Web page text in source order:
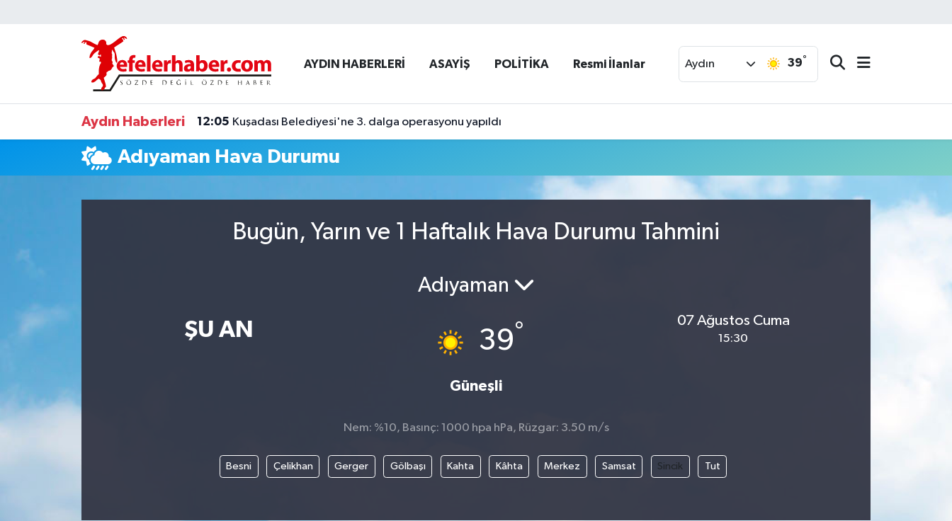
AYDIN HABERLERİ ASAYİŞ POLİTİKA Resmi İlanlar Aydın 39°
Aydın Haberleri 12:05 Kuşadası Belediyesi'ne 3. dalga operasyonu yapıldı
Adıyaman Hava Durumu
Bugün, Yarın ve 1 Haftalık Hava Durumu Tahmini
ŞU AN
Adıyaman
39°
Güneşli
07 Ağustos Cuma
15:30
Nem: %10, Basınç: 1000 hpa hPa, Rüzgar: 3.50 m/s
Besni Çelikhan Gerger Gölbaşı Kahta Kâhta Merkez Samsat Sincik Tut
Nöbetçi Eczaneler
Hava Durumu
Aydin Namaz Vakitleri
Trafik Durumu
Süper Lig Puan Durumu ve Fikstür
Haber Arşivi